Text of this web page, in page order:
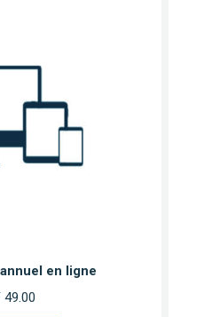
en ligne
49.00